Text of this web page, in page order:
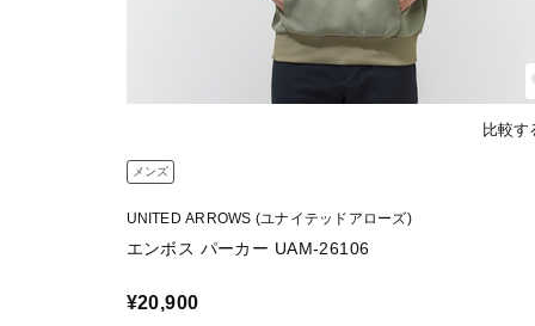
比較す
メンズ
UNITED ARROWS (ユナイテッドアローズ)
エンボス パーカー UAM-26106
¥20,900